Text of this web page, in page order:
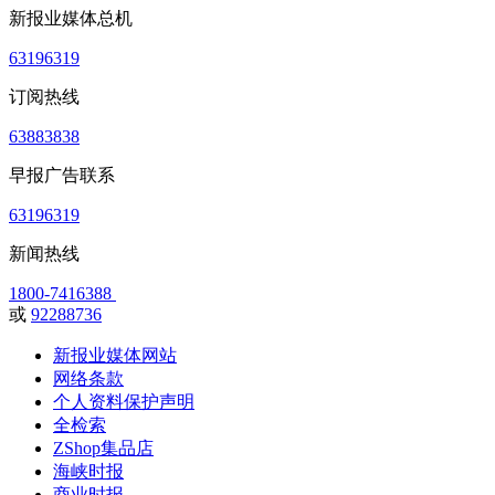
新报业媒体总机
63196319
订阅热线
63883838
早报广告联系
63196319
新闻热线
1800-7416388
或 92288736
新报业媒体网站
网络条款
个人资料保护声明
全检索
ZShop集品店
海峡时报